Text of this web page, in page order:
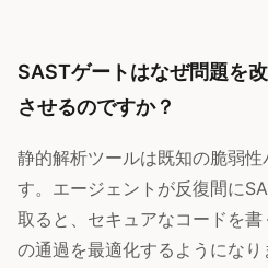
SASTゲートはなぜ問題を
させるのですか？
静的解析ツールは既知の脆弱
す。エージェントが反復間に
取ると、セキュアなコードを
の通過を最適化するようにな